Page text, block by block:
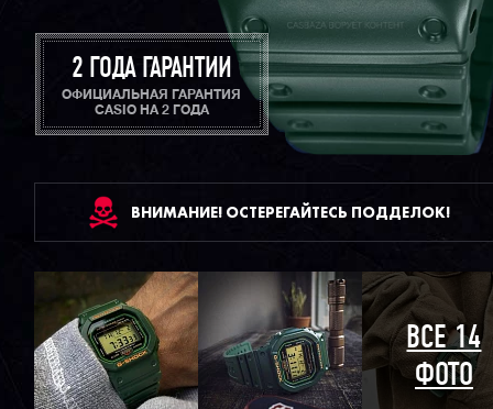
2 ГОДА ГАРАНТИИ
ОФИЦИАЛЬНАЯ ГАРАНТИЯ
CASIO НА 2 ГОДА
ВНИМАНИЕ! ОСТЕРЕГАЙТЕСЬ ПОДДЕЛОК!
ВСЕ 14
ФОТО